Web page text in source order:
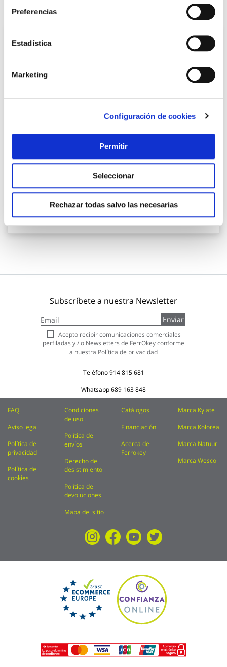
Preferencias
Estadística
Marketing
Configuración de cookies
Permitir
Seleccionar
Rechazar todas salvo las necesarias
También te puede interesar
Velilla
29,45 €
Añadir al carrito
Subscríbete a nuestra Newsletter
a
nuestro
boletín
de
Enviar
Acepto recibir comunicaciones comerciales
perfiladas y / o Newsletters de FerrOkey conforme
a nuestra Política de privacidad
Teléfono914 815 681
Whatsapp689 163 848
FAQ
Aviso legal
Política de
privacidad
Política de
cookies
Condiciones
de uso
Política de
envíos
Derecho de
desistimiento
Política de
devoluciones
Mapa del sitio
Catálogos
Financiación
Acerca de
Ferrokey
Marca Kylate
Marca Kolorea
Marca Natuur
Marca Wesco